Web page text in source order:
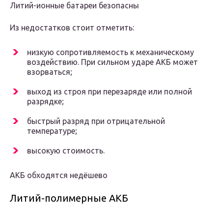
Литий-ионные батареи безопасны
Из недостатков стоит отметить:
низкую сопротивляемость к механическому
воздействию. При сильном ударе АКБ может
взорваться;
выход из строя при перезаряде или полной
разрядке;
быстрый разряд при отрицательной
температуре;
высокую стоимость.
АКБ обходятся недёшево
Литий-полимерные АКБ